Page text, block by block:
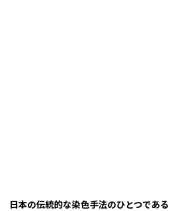
日本の伝統的な染色手法のひとつであ